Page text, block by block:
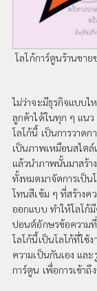
โลโก้การ์ตูนร้านขา
ไม่ว่าจะมีธุรกิจแบบไ
ลูกค้าได้ในทุก ๆ แน
โลโก้นี้ เป็นการวาด
เป็นภาพเหมือนสไตล์
แล้วนำภาพนั้นมาสร้า
ทั้งหมดมาจัดการเป็น
โทนสีเข้ม ๆ ที่สร้างค
ออกแบบ ทำให้โลโก้
ปอนต์อักษรข้อความที่
โลโก้นี้เป็นโลโก้ที่ใช้
ความเป็นกันเอง แล
การ์ตูน เพื่อการเข้าถึ